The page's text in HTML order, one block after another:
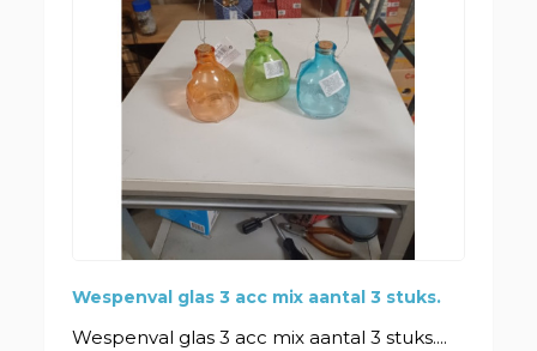
Wespenval glas 3 acc mix aantal 3 stuks.
Wespenval glas 3 acc mix aantal 3 stuks....